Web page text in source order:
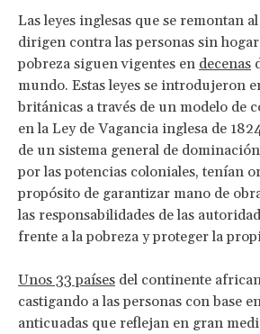
Las leyes inglesas que se remontan
dirigen contra las personas sin
pobreza siguen vigentes en decenas
mundo. Estas leyes se introdujeron
británicas a través de un modelo de
en la Ley de Vagancia inglesa de
de un sistema general de
por las potencias coloniales, tenían
propósito de garantizar mano de
las responsabilidades de las
frente a la pobreza y proteger la
Unos 33 países del continente
castigando a las personas con base
anticuadas que reflejan en gran